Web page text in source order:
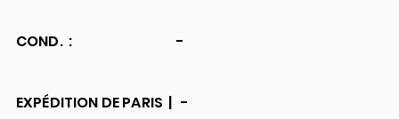
COND. : -
EXPÉDITION DE PARIS | -